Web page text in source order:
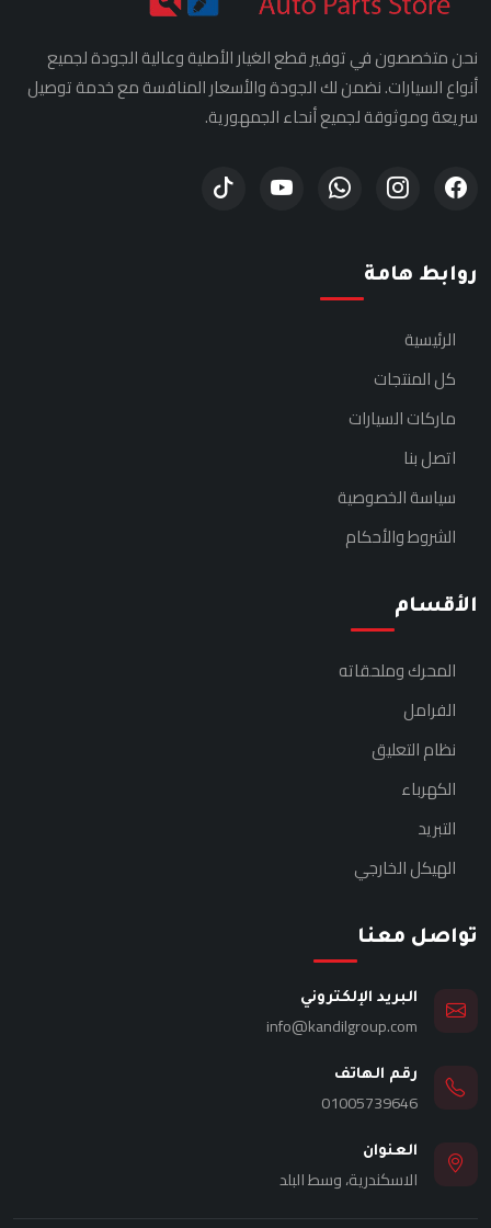
نحن متخصصون في توفير قطع الغيار الأصلية وعالية الجودة لجميع
أنواع السيارات. نضمن لك الجودة والأسعار المنافسة مع خدمة توصيل
سريعة وموثوقة لجميع أنحاء الجمهورية.
روابط هامة
الرئيسية
كل المنتجات
ماركات السيارات
اتصل بنا
سياسة الخصوصية
الشروط والأحكام
الأقسام
المحرك وملحقاته
الفرامل
نظام التعليق
الكهرباء
التبريد
الهيكل الخارجي
تواصل معنا
البريد الإلكتروني
info@kandilgroup.com
رقم الهاتف
01005739646
العنوان
الاسكندرية، وسط البلد